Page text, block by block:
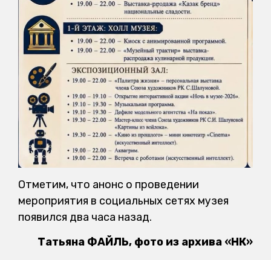
Отметим, что анонс о проведении
мероприятия в социальных сетях музея
появился два часа назад.
Татьяна ФАЙЛЬ, фото из архива «НК»